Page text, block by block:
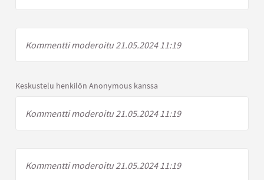
Kommentti moderoitu 21.05.2024 11:19
Keskustelu henkilön Anonymous kanssa
Kommentti moderoitu 21.05.2024 11:19
Kommentti moderoitu 21.05.2024 11:19